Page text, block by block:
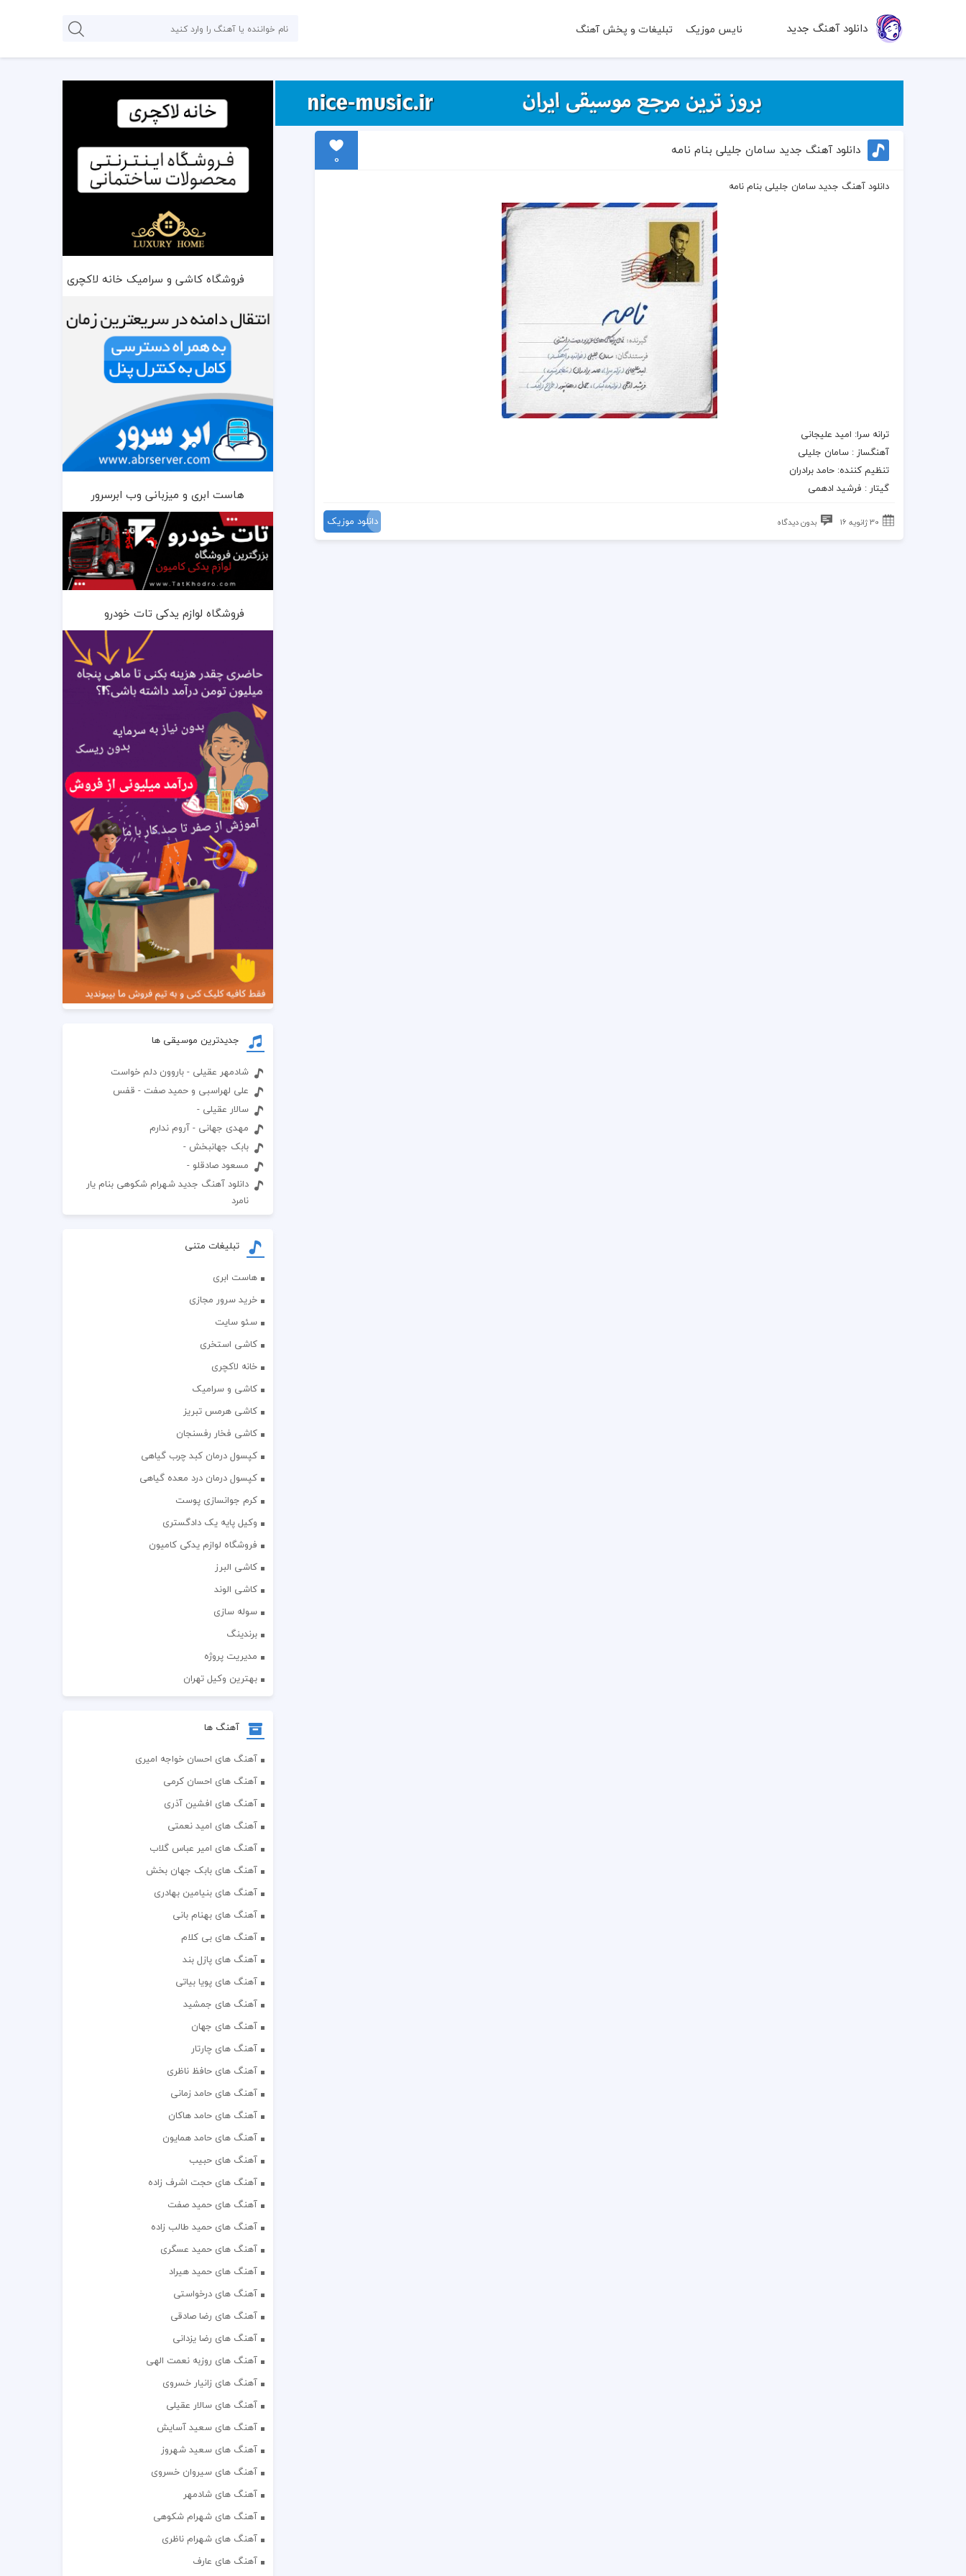
دانلود آهنگ جدید نایس موزیک تبلیغات و پخش آهنگ
دانلود آهنگ جدید سامان جلیلی بنام نامه
0
دانلود آهنگ جدید سامان جلیلی بنام نامه
ترانه سرا: امید علیجانی
آهنگساز : سامان جلیلی
تنظیم کننده: حامد برادران
گیتار : فرشید ادهمی
30 ژانویه 16 بدون دیدگاه دانلود موزیک
فروشگاه کاشی و سرامیک خانه لاکچری
هاست ابری و میزبانی وب ابرسرور
فروشگاه لوازم یدکی تات خودرو
جدیدترین موسیقی ها
شادمهر عقیلی - باروون دلم خواست
علی لهراسبی و حمید صفت - قفس
سالار عقیلی -
مهدی جهانی - آروم ندارم
بابک جهانبخش -
مسعود صادقلو -
دانلود آهنگ جدید شهرام شکوهی بنام یار
نامرد
تبلیغات متنی
هاست ابری
خرید سرور مجازی
سئو سایت
کاشی استخری
خانه لاکچری
کاشی و سرامیک
کاشی هرمس تبریز
کاشی فخار رفسنجان
کپسول درمان کبد چرب گیاهی
کپسول درمان درد معده گیاهی
کرم جوانسازی پوست
وکیل پایه یک دادگستری
فروشگاه لوازم یدکی کامیون
کاشی البرز
کاشی الوند
سوله سازی
برندینگ
مدیریت پروژه
بهترین وکیل تهران
آهنگ ها
آهنگ های احسان خواجه امیری
آهنگ های احسان کرمی
آهنگ های افشین آذری
آهنگ های امید نعمتی
آهنگ های امیر عباس گلاب
آهنگ های بابک جهان بخش
آهنگ های بنیامین بهادری
آهنگ های بهنام بانی
آهنگ های بی کلام
آهنگ های پازل بند
آهنگ های پویا بیاتی
آهنگ های جمشید
آهنگ های جهان
آهنگ های چارتار
آهنگ های حافظ ناظری
آهنگ های حامد زمانی
آهنگ های حامد هاکان
آهنگ های حامد همایون
آهنگ های حبیب
آهنگ های حجت اشرف زاده
آهنگ های حمید صفت
آهنگ های حمید طالب زاده
آهنگ های حمید عسگری
آهنگ های حمید هیراد
آهنگ های درخواستی
آهنگ های رضا صادقی
آهنگ های رضا یزدانی
آهنگ های روزبه نعمت الهی
آهنگ های زانیار خسروی
آهنگ های سالار عقیلی
آهنگ های سعید آسایش
آهنگ های سعید شهروز
آهنگ های سیروان خسروی
آهنگ های شادمهر
آهنگ های شهرام شکوهی
آهنگ های شهرام ناظری
آهنگ های عارف